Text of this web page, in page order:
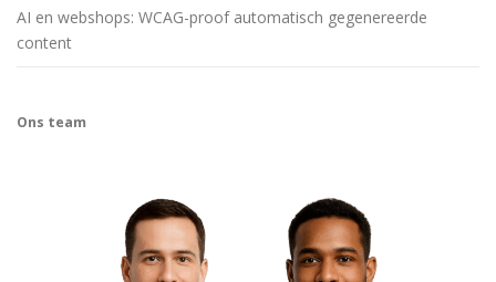
AI en webshops: WCAG-proof automatisch gegenereerde
content
Ons team